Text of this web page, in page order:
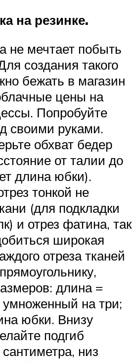
на резинке.
не мечтает побыть
создания такого
бежать в магазин
цены на
Попробуйте
своими руками.
обхват бедер
от талии до
длина юбки).
тонкой не
(для подкладки
и отрез фатина, так
широкая
отреза тканей
длина =
умноженный на три;
юбки. Внизу
подгиб
низ